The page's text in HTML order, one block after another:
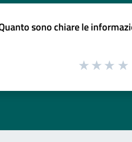
sono chiare le